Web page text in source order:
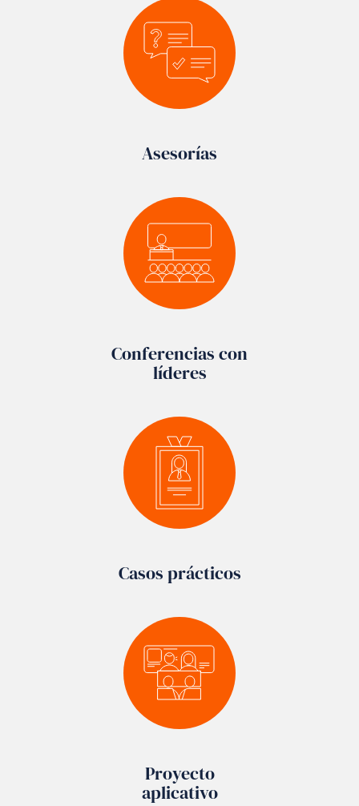
Asesorías
Conferencias con
líderes
Casos prácticos
Proyecto
aplicativo